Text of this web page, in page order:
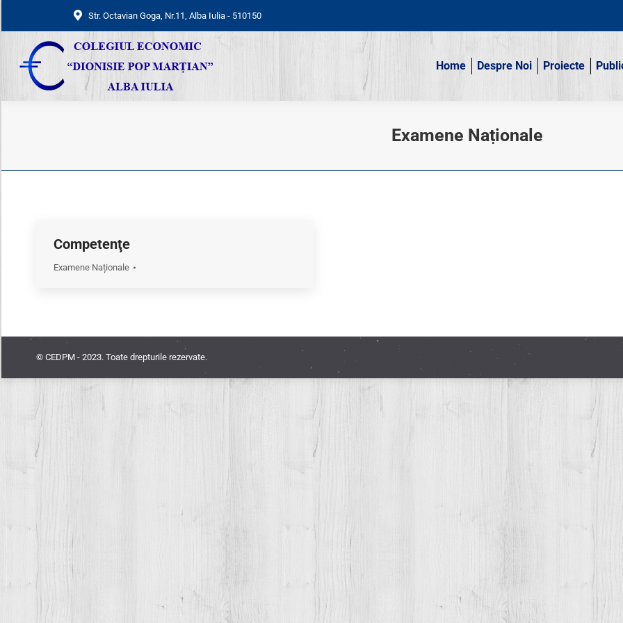
Str. Octavian Goga, Nr.11, Alba Iulia - 510150
Home Despre Noi Proiecte
Examene Naționale
Competenţe
Examene Naționale
© CEDPM - 2023. Toate drepturile rezervate.
Str. Octavian Goga, Nr.11, Alba Iulia - 510150
Home Despre Noi Proiecte